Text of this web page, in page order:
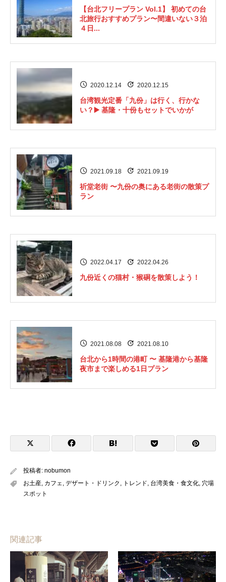
【台北フリープラン Vol.1】 初めての台
北旅行おすすめプラン〜間違いない３泊
４日...
2020.12.14 2020.12.15
台湾観光定番「九份」は行く、行かな
い？▶️ 基隆・十份もセットでいかが
2021.09.18 2021.09.19
祈堂老街 〜九份の奥にある老街の散策プ
ラン
2022.04.17 2022.04.26
九份近くの猫村・猴硐を散策しよう！
2021.08.08 2021.08.10
台北から1時間の港町 〜 基隆港から基隆
夜市まで楽しめる1日プラン
投稿者: nobumon
お土産, カフェ, デザート・ドリンク , トレンド, 台湾美食・食文化, 穴場
スポット
関連記事